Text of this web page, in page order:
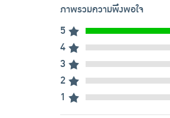
ภาพรวมความพึงพอใจ
5
4
3
2
1